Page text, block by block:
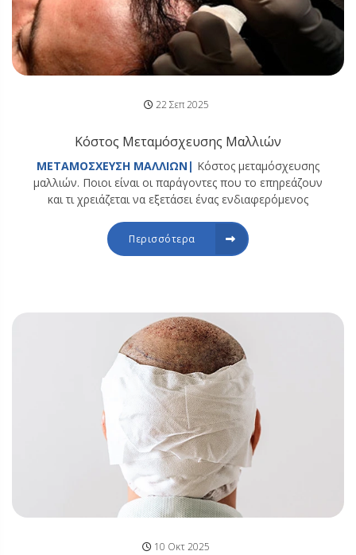
22 Σεπ 2025
Κόστος Μεταμόσχευσης Μαλλιών
ΜΕΤΑΜΟΣΧΕΥΣΗ ΜΑΛΛΙΩΝ| Κόστος μεταμόσχευσης
μαλλιών. Ποιοι είναι οι παράγοντες που το επηρεάζουν
και τι χρειάζεται να εξετάσει ένας ενδιαφερόμενος
Περισσότερα
10 Οκτ 2025